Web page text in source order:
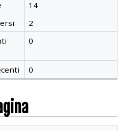
14
2
0
0